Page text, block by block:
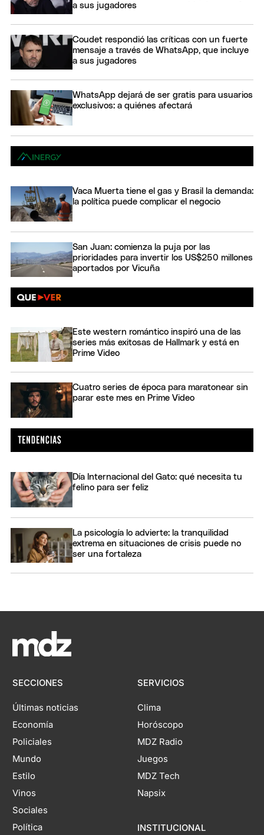
a sus jugadores
Coudet respondió las críticas con un fuerte
mensaje a través de WhatsApp, que incluye
a sus jugadores
WhatsApp dejará de ser gratis para usuarios
exclusivos: a quiénes afectará
Vaca Muerta tiene el gas y Brasil la demanda:
la política puede complicar el negocio
San Juan: comienza la puja por las
prioridades para invertir los US$250 millones
aportados por Vicuña
Este western romántico inspiró una de las
series más exitosas de Hallmark y está en
Prime Video
Cuatro series de época para maratonear sin
parar este mes en Prime Video
Día Internacional del Gato: qué necesita tu
felino para ser feliz
La psicología lo advierte: la tranquilidad
extrema en situaciones de crisis puede no
ser una fortaleza
SECCIONES
Últimas noticias
Economía
Policiales
Mundo
Estilo
Vinos
Sociales
Política
SERVICIOS
Clima
Horóscopo
MDZ Radio
Juegos
MDZ Tech
Napsix
INSTITUCIONAL